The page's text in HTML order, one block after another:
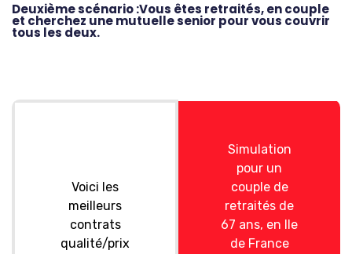
Deuxième scénario :Vous êtes retraités, en couple
et cherchez une mutuelle senior pour vous couvrir
tous les deux.
Voici les
meilleurs
contrats
qualité/prix
Simulation
pour un
couple de
retraités de
67 ans, en Ile
de France